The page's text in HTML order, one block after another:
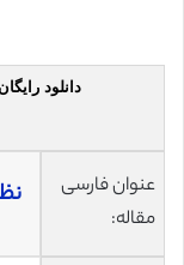
دانلود
عنوان فارسی
مقاله: